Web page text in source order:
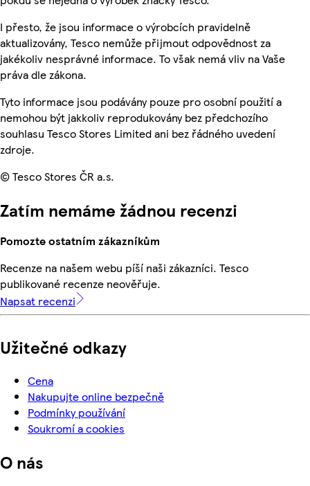
I přesto, že jsou informace o výrobcích pravidelně
aktualizovány, Tesco nemůže přijmout odpovědnost za
jakékoliv nesprávné informace. To však nemá vliv na Vaše
práva dle zákona.
Tyto informace jsou podávány pouze pro osobní použití a
nemohou být jakkoliv reprodukovány bez předchozího
souhlasu Tesco Stores Limited ani bez řádného uvedení
zdroje.
© Tesco Stores ČR a.s.
Zatím nemáme žádnou recenzi
Pomozte ostatním zákazníkům
Recenze na našem webu píší naši zákazníci. Tesco
publikované recenze neověřuje.
Napsat recenzi
Užitečné odkazy
Cena
Nakupujte online bezpečně
Podmínky používání
Soukromí a cookies
O nás